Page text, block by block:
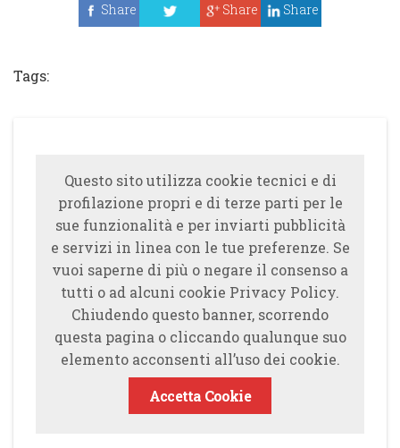
Share
Share Share
Tags:
Questo sito utilizza cookie tecnici e di
profilazione propri e di terze parti per le
sue funzionalità e per inviarti pubblicità
e servizi in linea con le tue preferenze. Se
vuoi saperne di più o negare il consenso a
tutti o ad alcuni cookie Privacy Policy.
Chiudendo questo banner, scorrendo
questa pagina o cliccando qualunque suo
elemento acconsenti all’uso dei cookie.
Accetta Cookie